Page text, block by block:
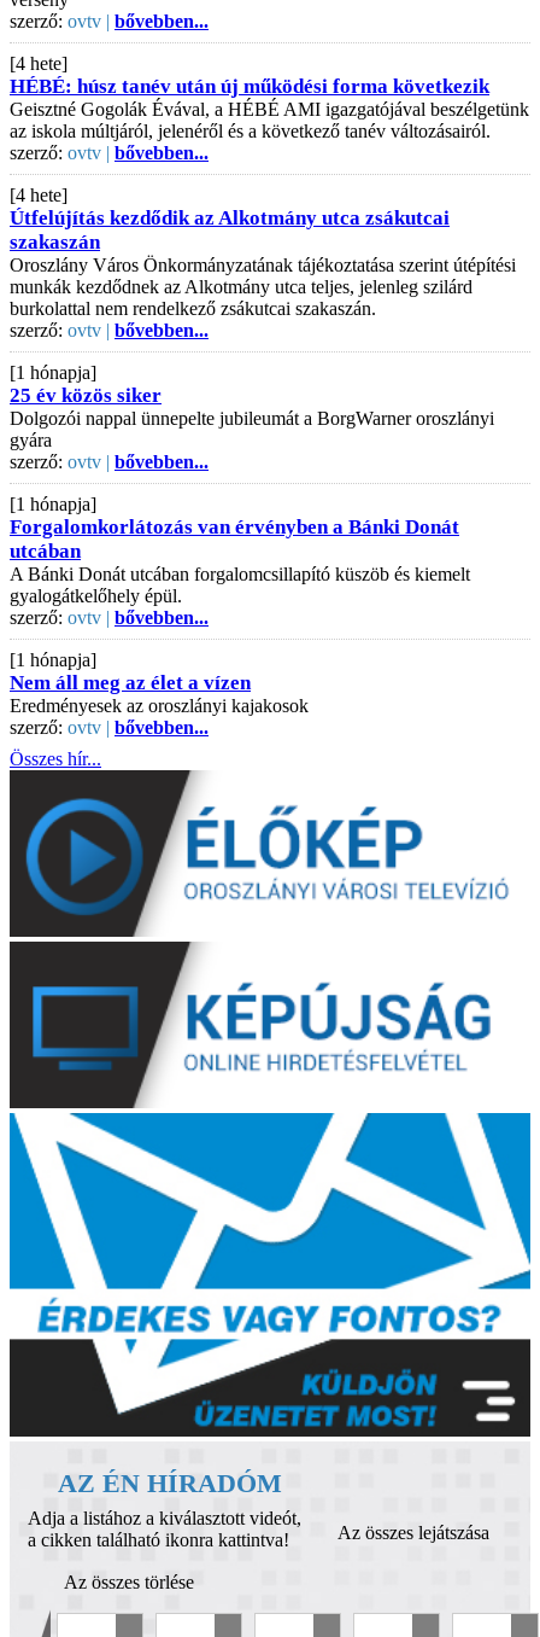
szerző: ovtv | bővebben...
[4 hete]
HÉBÉ: húsz tanév után új működési forma következik
Geisztné Gogolák Évával, a HÉBÉ AMI igazgatójával beszélgetünk
az iskola múltjáról, jelenéről és a következő tanév változásairól.
szerző: ovtv | bővebben...
[4 hete]
Útfelújítás kezdődik az Alkotmány utca zsákutcai
szakaszán
Oroszlány Város Önkormányzatának tájékoztatása szerint útépítési
munkák kezdődnek az Alkotmány utca teljes, jelenleg szilárd
burkolattal nem rendelkező zsákutcai szakaszán.
szerző: ovtv | bővebben...
[1 hónapja]
25 év közös siker
Dolgozói nappal ünnepelte jubileumát a BorgWarner oroszlányi
gyára
szerző: ovtv | bővebben...
[1 hónapja]
Forgalomkorlátozás van érvényben a Bánki Donát
utcában
A Bánki Donát utcában forgalomcsillapító küszöb és kiemelt
gyalogátkelőhely épül.
szerző: ovtv | bővebben...
[1 hónapja]
Nem áll meg az élet a vízen
Eredményesek az oroszlányi kajakosok
szerző: ovtv | bővebben...
Összes hír...
AZ ÉN HÍRADÓM
Adja a listához a kiválasztott videót,
a cikken található ikonra kattintva!
Az összes lejátszása
Az összes törlése